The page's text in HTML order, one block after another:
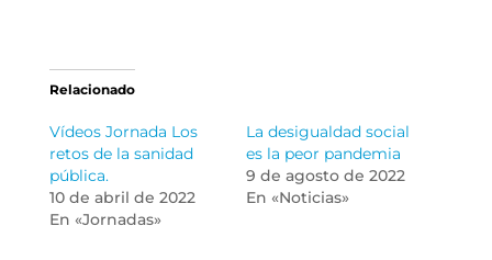
Relacionado
Vídeos Jornada Los
retos de la sanidad
pública.
10 de abril de 2022
En «Jornadas»
La desigualdad social
es la peor pandemia
9 de agosto de 2022
En «Noticias»